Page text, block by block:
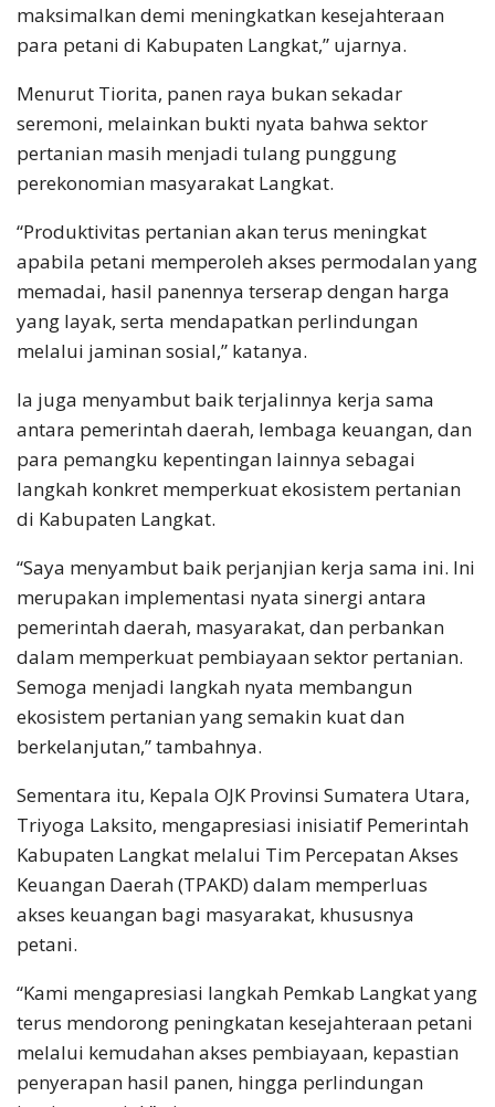
maksimalkan demi meningkatkan kesejahteraan
para petani di Kabupaten Langkat,” ujarnya.
Menurut Tiorita, panen raya bukan sekadar
seremoni, melainkan bukti nyata bahwa sektor
pertanian masih menjadi tulang punggung
perekonomian masyarakat Langkat.
“Produktivitas pertanian akan terus meningkat
apabila petani memperoleh akses permodalan yang
memadai, hasil panennya terserap dengan harga
yang layak, serta mendapatkan perlindungan
melalui jaminan sosial,” katanya.
Ia juga menyambut baik terjalinnya kerja sama
antara pemerintah daerah, lembaga keuangan, dan
para pemangku kepentingan lainnya sebagai
langkah konkret memperkuat ekosistem pertanian
di Kabupaten Langkat.
“Saya menyambut baik perjanjian kerja sama ini. Ini
merupakan implementasi nyata sinergi antara
pemerintah daerah, masyarakat, dan perbankan
dalam memperkuat pembiayaan sektor pertanian.
Semoga menjadi langkah nyata membangun
ekosistem pertanian yang semakin kuat dan
berkelanjutan,” tambahnya.
Sementara itu, Kepala OJK Provinsi Sumatera Utara,
Triyoga Laksito, mengapresiasi inisiatif Pemerintah
Kabupaten Langkat melalui Tim Percepatan Akses
Keuangan Daerah (TPAKD) dalam memperluas
akses keuangan bagi masyarakat, khususnya
petani.
“Kami mengapresiasi langkah Pemkab Langkat yang
terus mendorong peningkatan kesejahteraan petani
melalui kemudahan akses pembiayaan, kepastian
penyerapan hasil panen, hingga perlindungan